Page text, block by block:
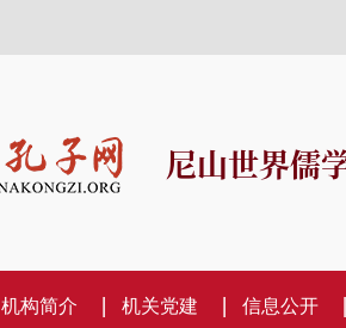
尼山世界儒
机构简介 机关党建 信息公开